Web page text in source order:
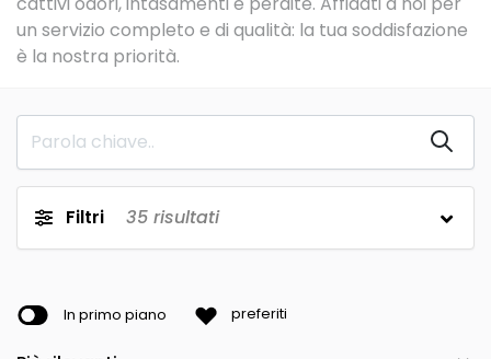
un servizio completo e di qualità: la tua soddisfazione
è la nostra priorità.
Filtri 35 risultati
In primo piano preferiti